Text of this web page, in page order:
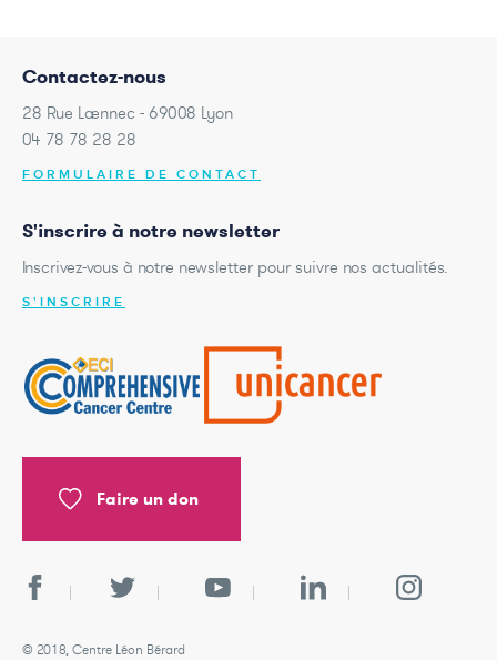
Contactez-nous
28 Rue Laennec - 69008 Lyon
04 78 78 28 28
FORMULAIRE DE CONTACT
S'inscrire à notre newsletter
Inscrivez-vous à notre newsletter pour suivre nos actualités.
S'INSCRIRE
Faire un don
© 2018, Centre Léon Bérard